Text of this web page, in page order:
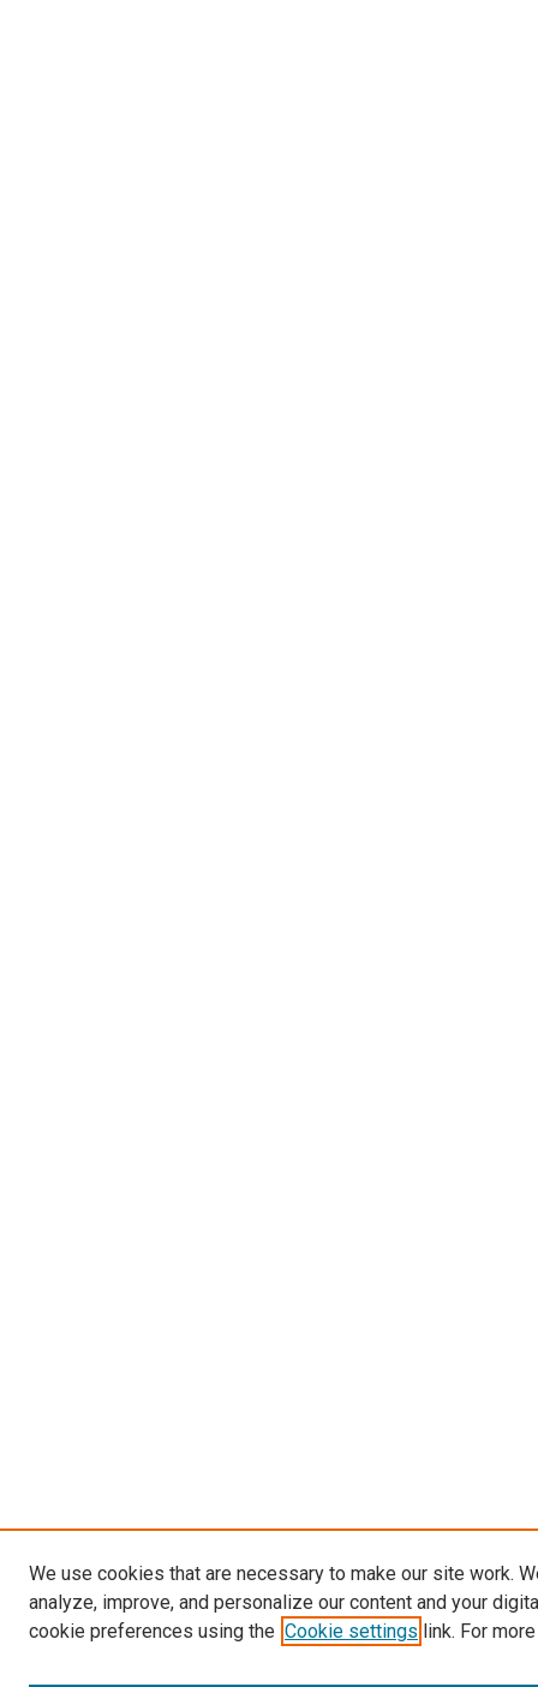
We use cookies that are necessary to make our site work.
analyze, improve, and personalize our content and your
cookie preferences using the Cookie settings link. For